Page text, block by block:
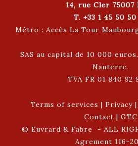
14, rue Cler 75007
T. +33 1 45 50 50
Métro : Accès La Tour
SAS au capital de 10 000
Nanterre.
TVA FR 01 840 92
Terms of services | Privacy |
Contact | GTC
© Euvrard & Fabre - ALL
Agrement 116-